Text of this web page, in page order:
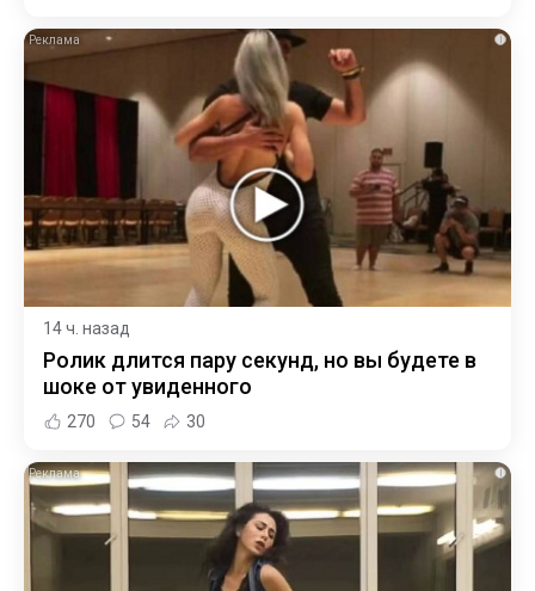
i
14 ч. назад
Ролик длится пару секунд, но вы будете в
шоке от увиденного
270 54 30
i